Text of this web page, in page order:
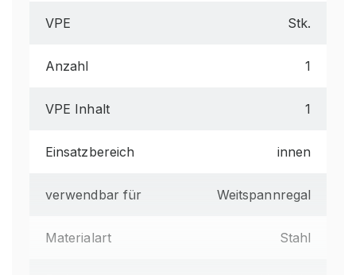
VPE Stk.
Anzahl 1
VPE Inhalt 1
Einsatzbereich innen
verwendbar für Weitspannregal
Materialart Stahl